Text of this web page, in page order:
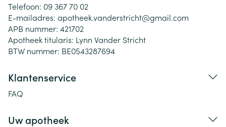
Telefoon: 09 367 70 02
E-mailadres: apotheek.vanderstricht@gmail.com
APB nummer: 421702
Apotheek titularis: Lynn Vander Stricht
BTW nummer: BE0543287694
Klantenservice
FAQ
Uw apotheek